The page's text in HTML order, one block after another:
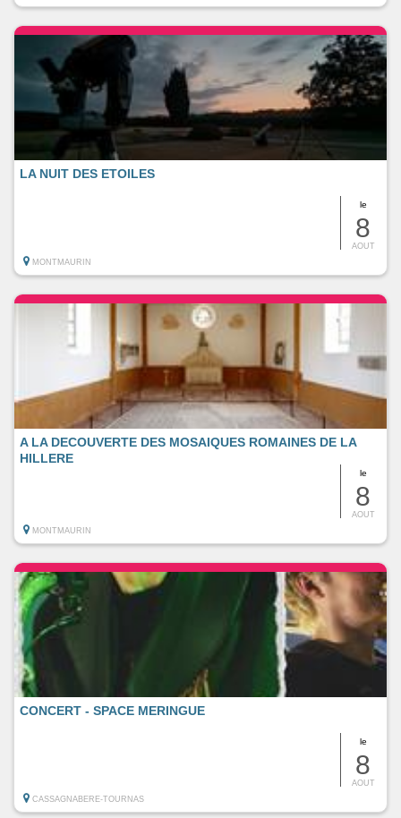
le
8
AOUT
LA NUIT DES ETOILES
MONTMAURIN
le
8
AOUT
A LA DECOUVERTE DES MOSAIQUES ROMAINES DE LA
HILLERE
MONTMAURIN
le
8
AOUT
CONCERT - SPACE MERINGUE
CASSAGNABERE-TOURNAS